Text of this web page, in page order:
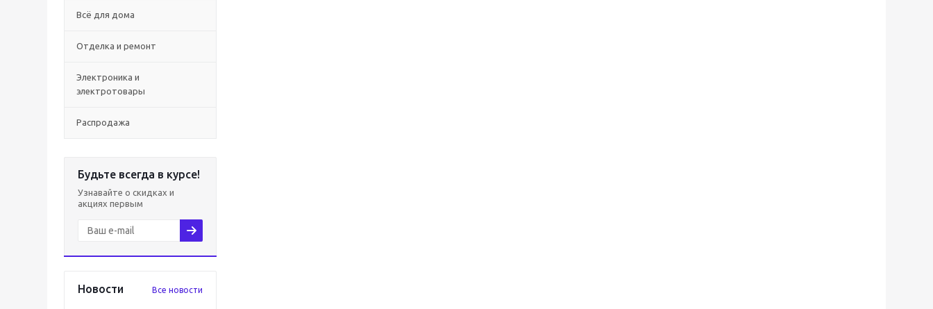
Всё для дома
Отделка и ремонт
Электроника и
электротовары
Распродажа
Будьте всегда в курсе!
Узнавайте о скидках и
акциях первым
Новости Все новости